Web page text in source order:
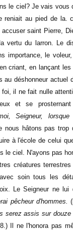
le ciel? Je vais vous
reniait au pied de la.
saint Pierre,
vertu du larron. Le
importance, le
criant, en lançant
au déshonneur actuel
il ne fait nulle
et se
Seigneur,
nous hâtons pas trop
à l'école de celui
le ciel. N'ayons pas
créatures
soin tous les
Le Seigneur ne
pêcheur d'hommes.
serez assis sur
Il ne l'honora pas